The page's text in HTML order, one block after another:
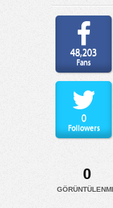
48,203
Fans
0
Followers
0